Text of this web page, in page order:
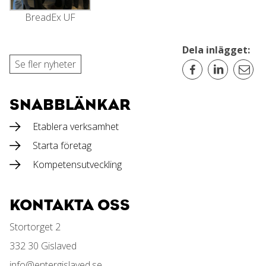
BreadEx UF
Se fler nyheter
Dela inlägget:
SNABBLÄNKAR
Etablera verksamhet
Starta företag
Kompetensutveckling
KONTAKTA OSS
Stortorget 2
332 30 Gislaved